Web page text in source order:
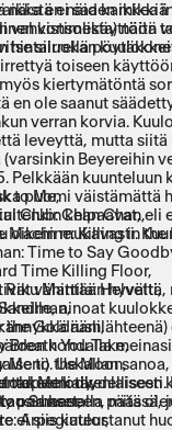
ei saa kaikkea
vahvistimesta) näitä
hintaluokan
en näiden
konsolikäyttöön
siirrellä
toiseen
kiertymätöntä
en ole saanut
verran korvia.
leveyttä, mutta
Beyereihin
Pelkkään kuunteluun
puomi väistämättä
kelpaavat, eli
oikein mukavasti.
to Me,
Club: Chan Chan,
Machine: Killing in the
Time to Say
Time Killing Floor,
Riku Mattila: Helvetti,
the Goldrush,
Breath You Take,
Me to the Moon,
Melody,
Sunset,
Arpegiateur,
vähintään hyvältä,
ainoat
äänilähteenä)
kohdalla
Uskallan
kaikenlaiseen
parhaaseen, mitä
ei siis kuulostanut
tarpeeni täydellisesti.
kerralla päässä,